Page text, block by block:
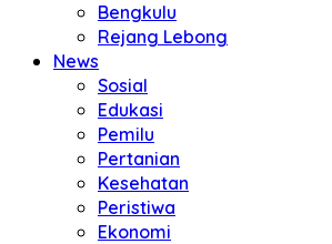
Bengkulu
Rejang Lebong
News
Sosial
Edukasi
Pemilu
Pertanian
Kesehatan
Peristiwa
Ekonomi